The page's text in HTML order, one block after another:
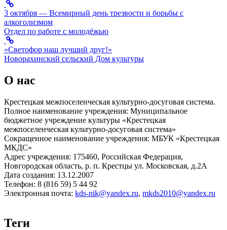
3 октября — Всемирный день трезвости и борьбы с
алкоголизмом
Отдел по работе с молодёжью
«Светофор наш лучший друг!»
Новорахинский сельский Дом культуры
О нас
Крестецкая межпоселенческая культурно-досуговая система.
Полное наименование учреждения: Муниципальное
бюджетное учреждение культуры «Крестецкая
межпоселенческая культурно-досуговая система»
Сокращенное наименование учреждения: МБУК «Крестецкая
МКДС»
Адрес учреждения: 175460, Российская Федерация,
Новгородская область, р. п. Крестцы ул. Московская, д.2А
Дата создания: 13.12.2007
Телефон: 8 (816 59) 5 44 92
Электронная почта: kds-nik@yandex.ru, mkds2010@yandex.ru
Теги